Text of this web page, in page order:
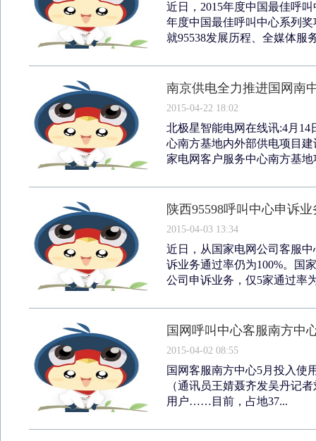
近日，2015年度中国最佳呼
年度中国最佳呼叫中心系列
就95538发展历程、全媒体服
南京供电全力推进国网南
2015-04-22 18:02
北极星智能电网在线讯:4月
心南方基地内外部供电项目
家电网客户服务中心南方基
陕西95598呼叫中心申诉
2015-04-03 13:34
近日，从国家电网公司客服
诉业务通过率仍为100%。国
公司申诉业务，仅5家通过率
国网呼叫中心客服南方中
2015-04-02 08:55
国网客服南方中心5月投入使
（通讯员王婧聂齐发吴丹记
用户……目前，占地37...